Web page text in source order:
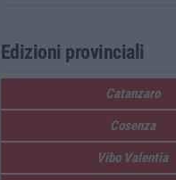
Edizioni provinciali
Catanzaro
Cosenza
Vibo Valentia